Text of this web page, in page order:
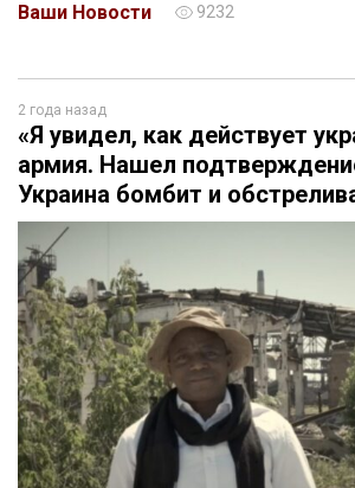
Ваши Новости
9232
2 года назад
«Я увидел, как действует
армия. Нашел
Украина бомбит и